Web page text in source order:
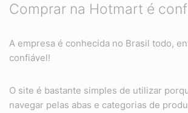
Comprar na Hotmart é
A empresa é conhecida no Brasil todo,
confiável!
O site é bastante simples de utilizar
navegar pelas abas e categorias de